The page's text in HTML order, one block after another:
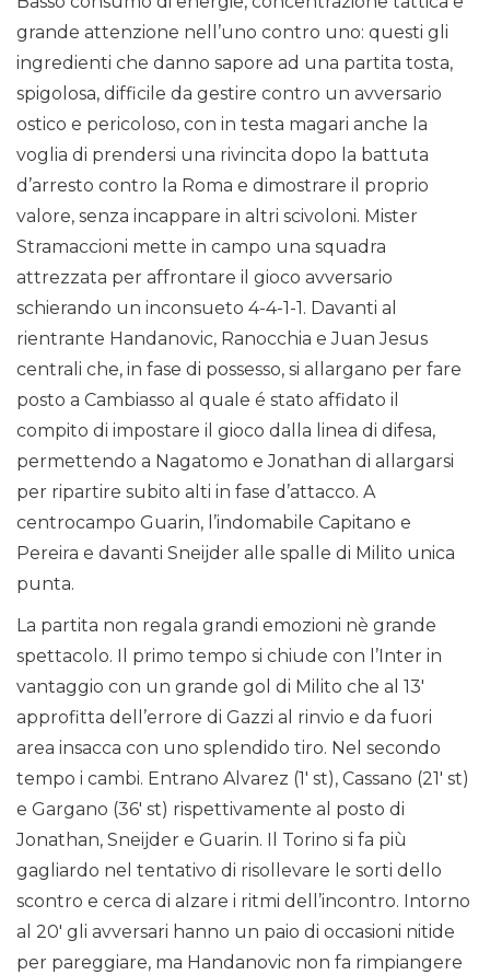
grande attenzione nell’uno contro uno: questi gli
ingredienti che danno sapore ad una partita tosta,
spigolosa, difficile da gestire contro un avversario
ostico e pericoloso, con in testa magari anche la
voglia di prendersi una rivincita dopo la battuta
d’arresto contro la Roma e dimostrare il proprio
valore, senza incappare in altri scivoloni. Mister
Stramaccioni mette in campo una squadra
attrezzata per affrontare il gioco avversario
schierando un inconsueto 4-4-1-1. Davanti al
rientrante Handanovic, Ranocchia e Juan Jesus
centrali che, in fase di possesso, si allargano per fare
posto a Cambiasso al quale é stato affidato il
compito di impostare il gioco dalla linea di difesa,
permettendo a Nagatomo e Jonathan di allargarsi
per ripartire subito alti in fase d’attacco. A
centrocampo Guarin, l’indomabile Capitano e
Pereira e davanti Sneijder alle spalle di Milito unica
punta.
La partita non regala grandi emozioni nè grande
spettacolo. Il primo tempo si chiude con l’Inter in
vantaggio con un grande gol di Milito che al 13′
approfitta dell’errore di Gazzi al rinvio e da fuori
area insacca con uno splendido tiro. Nel secondo
tempo i cambi. Entrano Alvarez (1′ st), Cassano (21′ st)
e Gargano (36′ st) rispettivamente al posto di
Jonathan, Sneijder e Guarin. Il Torino si fa più
gagliardo nel tentativo di risollevare le sorti dello
scontro e cerca di alzare i ritmi dell’incontro. Intorno
al 20′ gli avversari hanno un paio di occasioni nitide
per pareggiare, ma Handanovic non fa rimpiangere